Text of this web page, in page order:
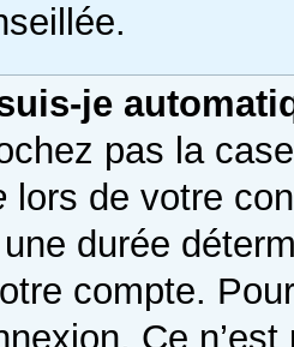
je
pas la
lors de votre
durée
compte.
Ce